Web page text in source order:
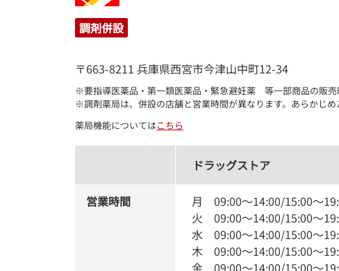
調剤併設
〒663-8211 兵庫県西宮市今津山中町12-34
※要指導医薬品・第一類医薬品・緊急避妊薬　等一部商品の販売
※調剤薬局は、併設の店舗と営業時間が異なります。あらかじめ
薬局機能についてはこちら
ドラッグストア
営業時間 月 09:00～14:00/15:00～
火 09:00～14:00/15:00～
水 09:00～14:00/15:00～
木 09:00～14:00/15:00～
金 09:00～14:00/15:00～